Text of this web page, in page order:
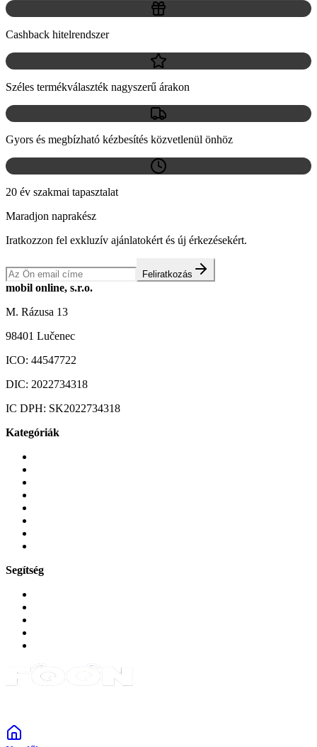
Cashback hitelrendszer
Széles termékválaszték nagyszerű árakon
Gyors és megbízható kézbesítés közvetlenül önhöz
20 év szakmai tapasztalat
Maradjon naprakész
Iratkozzon fel exkluzív ajánlatokért és új érkezésekért.
Feliratkozás
mobil online, s.r.o.
M. Rázusa 13
98401 Lučenec
ICO: 44547722
DIC: 2022734318
IC DPH: SK2022734318
Kategóriák
Segítség